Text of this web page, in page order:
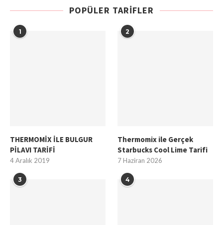
POPÜLER TARIFLER
1
THERMOMİX İLE BULGUR
PİLAVI TARİFİ
4 Aralık 2019
2
Thermomix ile Gerçek
Starbucks Cool Lime Tarifi
7 Haziran 2026
3 4